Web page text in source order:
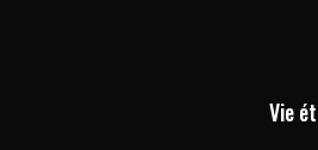
Vie